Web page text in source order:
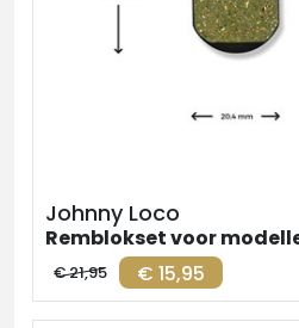
Johnny Loco
€ 15,95
€ 21,95